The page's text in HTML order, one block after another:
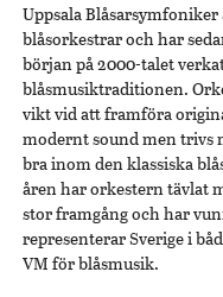
Uppsala Blåsarsymfoniker
blåsorkestrar och har
början på 2000-talet
blåsmusiktraditionen.
vikt vid att framföra
modernt sound men trivs
bra inom den klassiska
åren har orkestern tävlat
stor framgång och har
representerar Sverige i
VM för blåsmusik.